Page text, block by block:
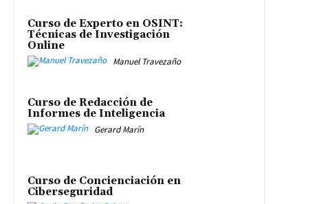
Curso de Experto en OSINT:
Técnicas de Investigación
Online
Manuel Travezaño
Curso de Redacción de
Informes de Inteligencia
Gerard Marín
Curso de Concienciación en
Ciberseguridad